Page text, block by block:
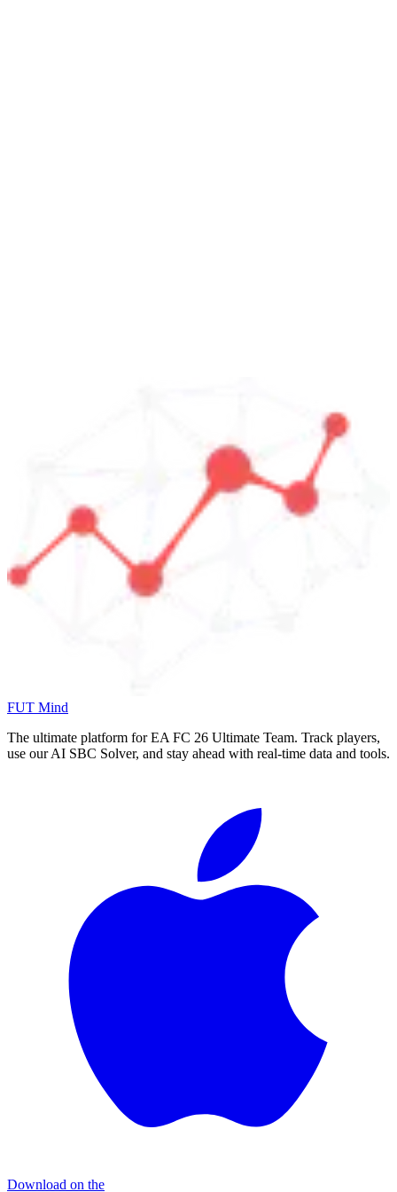
FUT Mind
The ultimate platform for EA FC 26 Ultimate Team. Track players,
use our AI SBC Solver, and stay ahead with real-time data and tools.
Download on the